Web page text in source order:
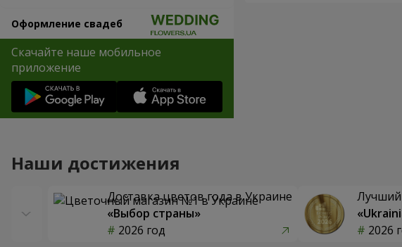
Оформление свадеб
Скачайте наше мобильное
приложение
Наши достижения
Доставка цветов года в Украине
«Выбор страны»
2026 год
Лучший
2026